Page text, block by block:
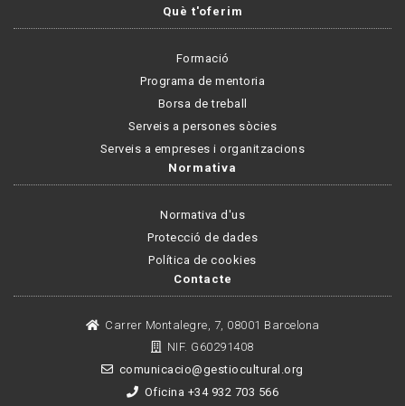
Què t'oferim
Formació
Programa de mentoria
Borsa de treball
Serveis a persones sòcies
Serveis a empreses i organitzacions
Normativa
Normativa d'us
Protecció de dades
Política de cookies
Contacte
Carrer Montalegre, 7, 08001 Barcelona
NIF. G60291408
comunicacio@gestiocultural.org
Oficina +34 932 703 566